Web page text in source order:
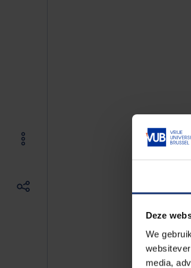
Deze
We
media,